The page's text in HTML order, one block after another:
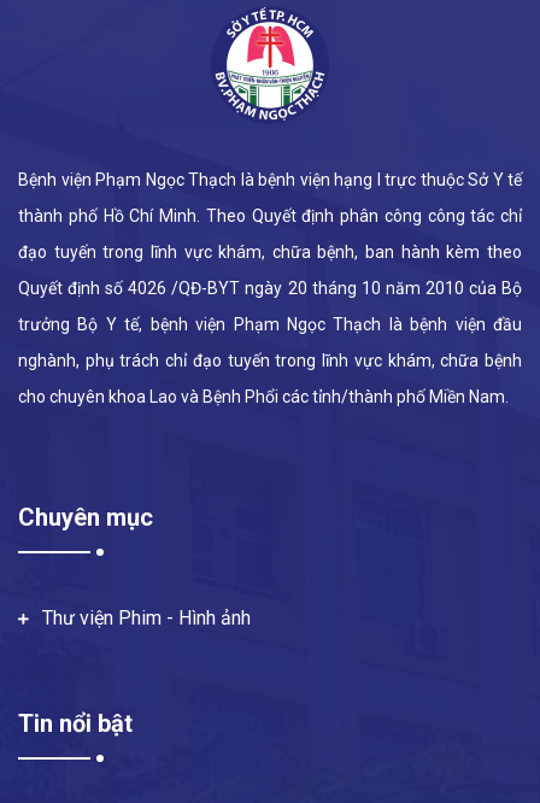
Bệnh viện Phạm Ngọc Thạch là bệnh viện hạng I trực thuộc Sở Y tế
thành phố Hồ Chí Minh. Theo Quyết định phân công công tác chỉ
đạo tuyến trong lĩnh vực khám, chữa bệnh, ban hành kèm theo
Quyết định số 4026 /QĐ-BYT ngày 20 tháng 10 năm 2010 của Bộ
trưởng Bộ Y tế, bệnh viện Phạm Ngọc Thạch là bệnh viện đầu
nghành, phụ trách chỉ đạo tuyến trong lĩnh vực khám, chữa bệnh
cho chuyên khoa Lao và Bệnh Phổi các tỉnh/thành phố Miền Nam.
Chuyên mục
Thư viện Phim - Hình ảnh
Tin nổi bật